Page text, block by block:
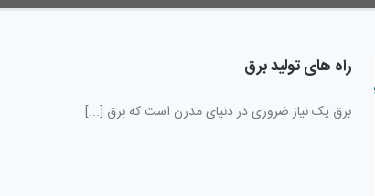
راه های تولید برق
برق یک نیاز ضروری در دنیای مدرن است که برق [...]